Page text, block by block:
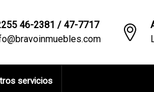
46-2381 / 47-7717
servicios